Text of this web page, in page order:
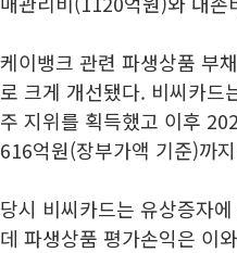
케이뱅크 관련 파생상품 부
로 크게 개선됐다. 비씨카
주 지위를 획득했고 이후
616억원(장부가액 기준)까
당시 비씨카드는 유상증자
데 파생상품 평가손익은 이